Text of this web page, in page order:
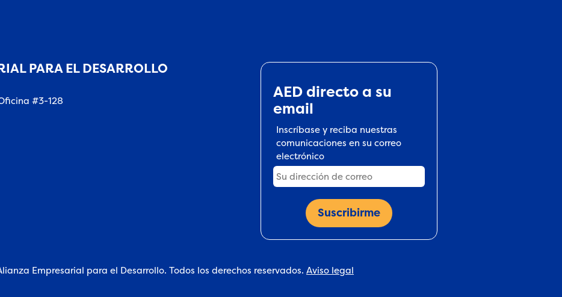
PARA EL DESARROLLO
#3-128
AED directo a su
email
Inscríbase y reciba nuestras
comunicaciones en su correo
electrónico
Empresarial para el Desarrollo. Todos los derechos reservados. Aviso legal